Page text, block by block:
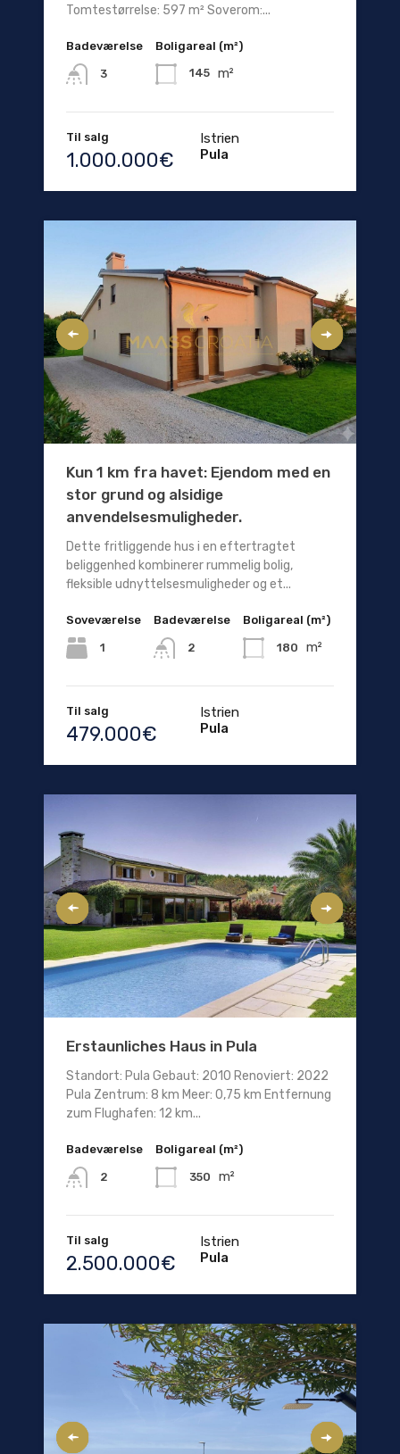
Tomtestørrelse: 597 m² Soverom:...
Badeværelse
3
Boligareal (m²)
145 m²
Til salg
1.000.000€
Istrien
Pula
Kun 1 km fra havet: Ejendom med en
stor grund og alsidige
anvendelsesmuligheder.
Dette fritliggende hus i en eftertragtet
beliggenhed kombinerer rummelig bolig,
fleksible udnyttelsesmuligheder og et...
Soveværelse
1
Badeværelse
2
Boligareal (m²)
180 m²
Til salg
479.000€
Istrien
Pula
Erstaunliches Haus in Pula
Standort: Pula Gebaut: 2010 Renoviert: 2022
Pula Zentrum: 8 km Meer: 0,75 km Entfernung
zum Flughafen: 12 km...
Badeværelse
2
Boligareal (m²)
350 m²
Til salg
2.500.000€
Istrien
Pula